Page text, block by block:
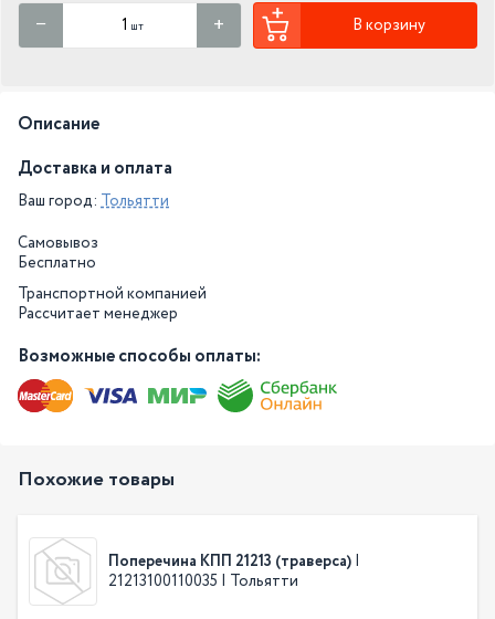
шт В корзину
Описание
Доставка и оплата
Ваш город: Тольятти
Самовывоз
Бесплатно
Транспортной компанией
Рассчитает менеджер
Возможные способы оплаты:
Похожие товары
Поперечина КПП 21213 (траверса) |
21213100110035 | Тольятти